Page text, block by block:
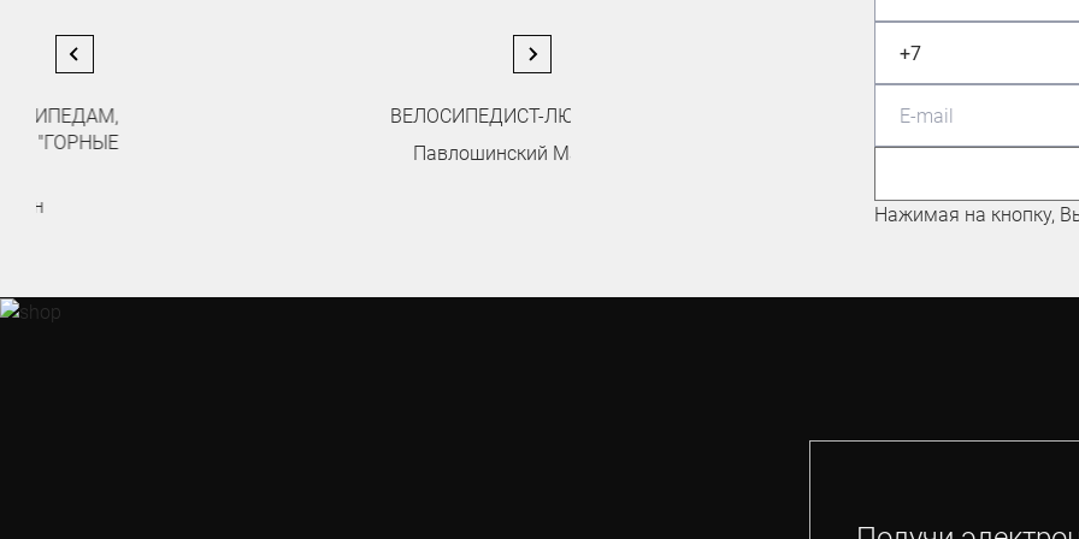
ВЕЛОСИПЕДИСТ-ЛЮБИТЕЛЬ
МАСТЕР СПОРТА ПО
МАУНТИНБАЙКУ
Нажимая на кнопку,